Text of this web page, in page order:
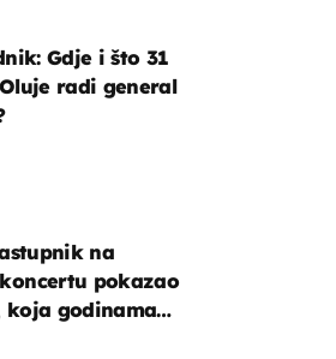
Gdje i što 31
radi general
na
pokazao
koja godinama